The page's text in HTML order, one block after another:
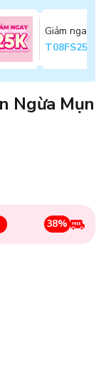
Giảm ngay
T08FS25K
Ngừa Mụn
38%